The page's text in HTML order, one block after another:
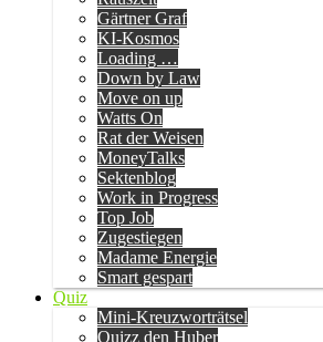
Gärtner Graf
KI-Kosmos
Loading …
Down by Law
Move on up
Watts On
Rat der Weisen
MoneyTalks
Sektenblog
Work in Progress
Top Job
Zugestiegen
Madame Energie
Smart gespart
Quiz
Mini-Kreuzworträtsel
Quizz den Huber